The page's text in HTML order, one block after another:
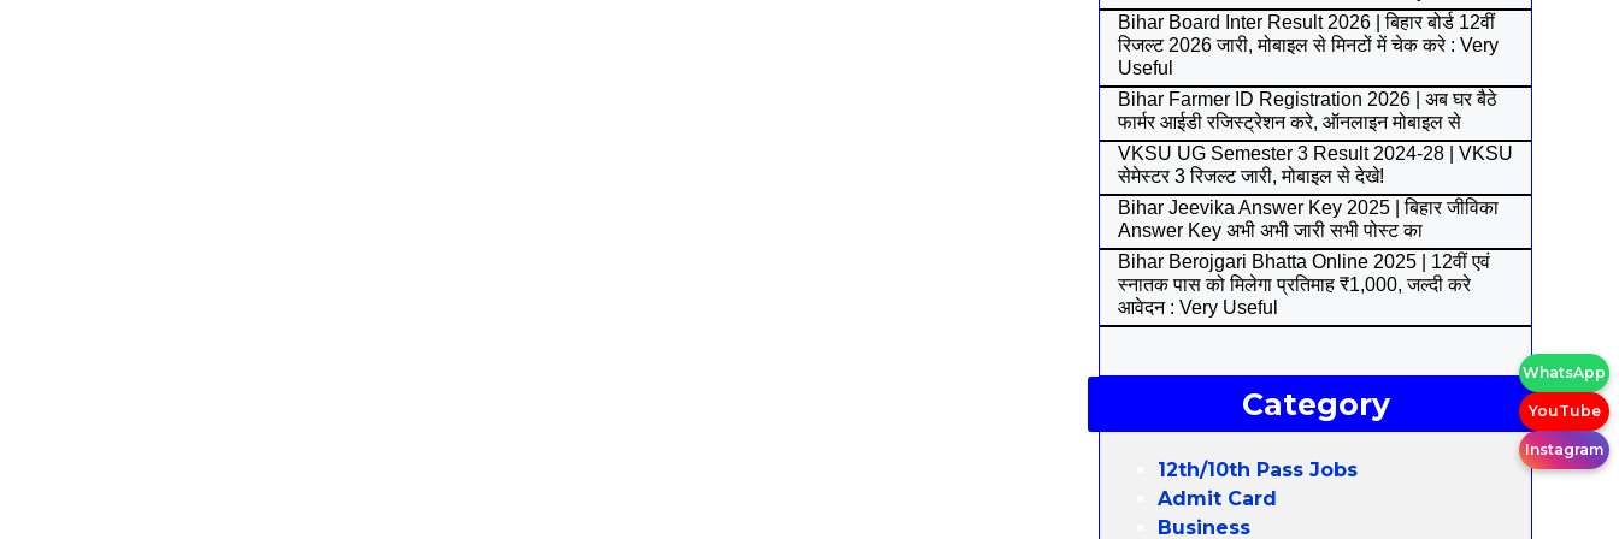
Bihar Board Inter Result 2026 | बिहार बोर्ड 12वीं
रिजल्ट 2026 जारी, मोबाइल से मिनटों में चेक करे : Very
Useful
Bihar Farmer ID Registration 2026 | अब घर बैठे
फार्मर आईडी रजिस्ट्रेशन करे, ऑनलाइन मोबाइल से
VKSU UG Semester 3 Result 2024-28 | VKSU
सेमेस्टर 3 रिजल्ट जारी, मोबाइल से देखे!
Bihar Jeevika Answer Key 2025 | बिहार जीविका
Answer Key अभी अभी जारी सभी पोस्ट का
Bihar Berojgari Bhatta Online 2025 | 12वीं एवं
स्नातक पास को मिलेगा प्रतिमाह ₹1,000, जल्दी करे
आवेदन : Very Useful
Category
12th/10th Pass Jobs
Admit Card
Business
WhatsApp
YouTube
Instagram